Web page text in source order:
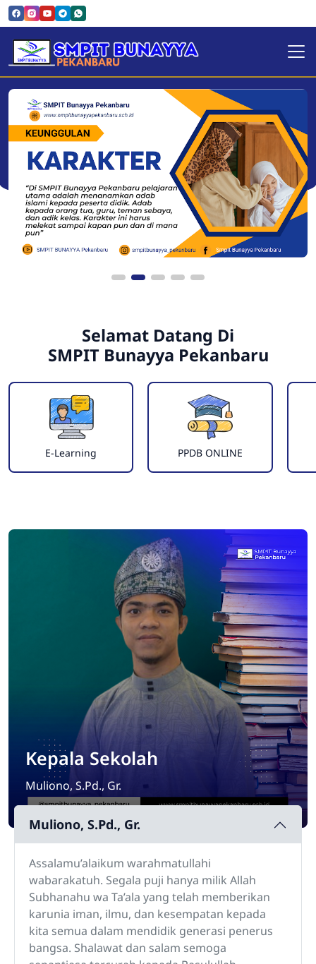
SMPIT Bunayya Pekanbaru
Selamat Datang Di
SMPIT Bunayya Pekanbaru
E-Learning PPDB ONLINE
Kepala Sekolah
Muliono, S.Pd., Gr.
Muliono, S.Pd., Gr.
Assalamu’alaikum warahmatullahi
wabarakatuh. Segala puji hanya milik Allah
Subhanahu wa Ta’ala yang telah memberikan
karunia iman, ilmu, dan kesempatan kepada
kita semua dalam mendidik generasi penerus
bangsa. Shalawat dan salam semoga